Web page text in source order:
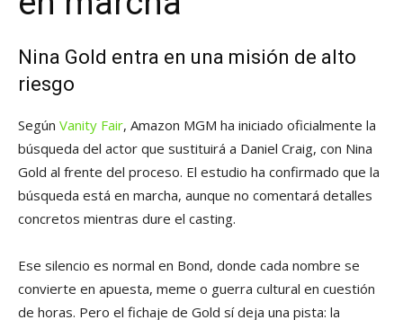
Nina Gold entra en una misión de alto
riesgo
Según Vanity Fair, Amazon MGM ha iniciado oficialmente la
búsqueda del actor que sustituirá a Daniel Craig, con Nina
Gold al frente del proceso. El estudio ha confirmado que la
búsqueda está en marcha, aunque no comentará detalles
concretos mientras dure el casting.
Ese silencio es normal en Bond, donde cada nombre se
convierte en apuesta, meme o guerra cultural en cuestión
de horas. Pero el fichaje de Gold sí deja una pista: la